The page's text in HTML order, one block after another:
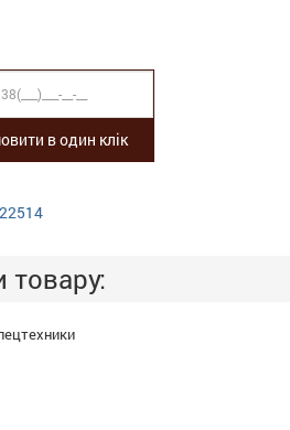
в один клік
товару: